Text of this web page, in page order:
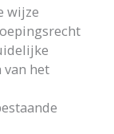
wijze
het